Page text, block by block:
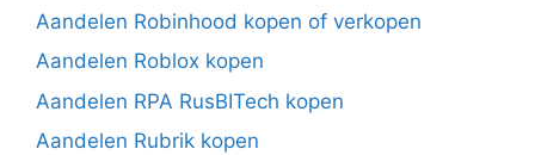
Aandelen Robinhood kopen of verkopen
Aandelen Roblox kopen
Aandelen RPA RusBITech kopen
Aandelen Rubrik kopen